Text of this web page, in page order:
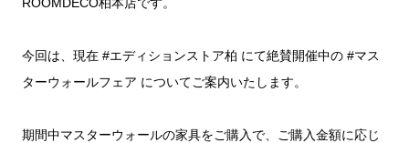
今回は、現在 #エディションストア柏 にて絶賛開催中の #マス
ターウォールフェア についてご案内いたします。
期間中マスターウォールの家具をご購入で、ご購入金額に応じ